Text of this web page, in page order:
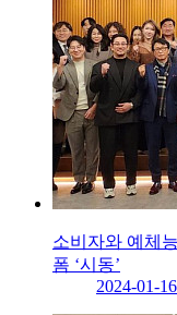
소비자와 예체
폼 ‘시동’
2024-01-